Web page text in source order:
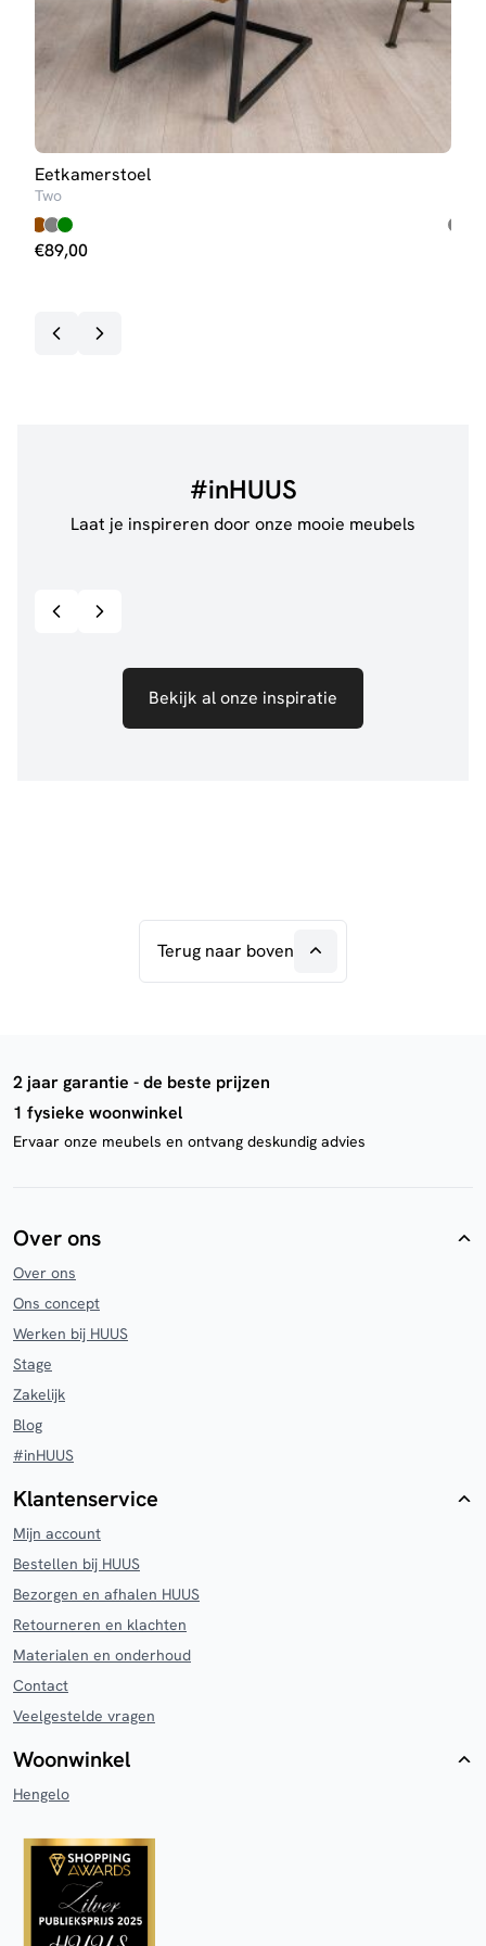
Eetkamerstoel
Two
€89,00
#inHUUS
Laat je inspireren door onze mooie meubels
Bekijk al onze inspiratie
Terug naar boven
2 jaar garantie - de beste prijzen
1 fysieke woonwinkel
Ervaar onze meubels en ontvang deskundig advies
Over ons
Over ons
Ons concept
Werken bij HUUS
Stage
Zakelijk
Blog
#inHUUS
Klantenservice
Mijn account
Bestellen bij HUUS
Bezorgen en afhalen HUUS
Retourneren en klachten
Materialen en onderhoud
Contact
Veelgestelde vragen
Woonwinkel
Hengelo